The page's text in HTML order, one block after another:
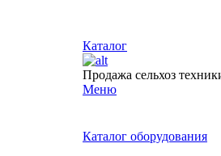
Каталог
Продажа сельхоз
Меню
Каталог оборудования